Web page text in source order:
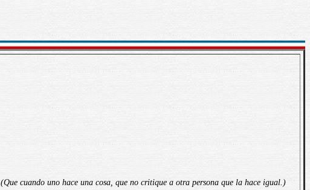
(Que cuando uno hace una cosa, que no critique a otra persona que la hace igual.)